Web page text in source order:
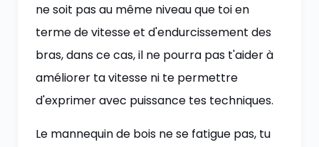
ne soit pas au même niveau que toi en
terme de vitesse et d'endurcissement des
bras, dans ce cas, il ne pourra pas t'aider à
améliorer ta vitesse ni te permettre
d'exprimer avec puissance tes techniques.
Le mannequin de bois ne se fatigue pas, tu